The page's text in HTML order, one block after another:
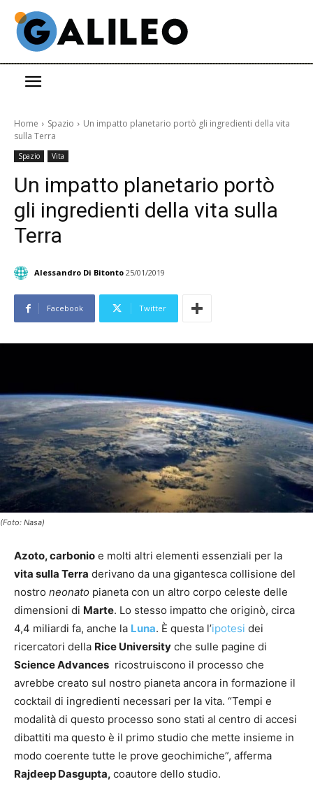
Home Spazio
Un impatto planetario portò gli ingredienti della vita
sulla Terra
Spazio Vita
Un impatto planetario portò
gli ingredienti della vita sulla
Terra
Alessandro Di Bitonto 25/01/2019
Facebook Twitter
(Foto: Nasa)
Azoto, carbonio e molti altri elementi essenziali per la
vita sulla Terra derivano da una gigantesca collisione del
nostro neonato pianeta con un altro corpo celeste delle
dimensioni di Marte. Lo stesso impatto che originò, circa
4,4 miliardi fa, anche la Luna. È questa l’ipotesi dei
ricercatori della Rice University che sulle pagine di
Science Advances ricostruiscono il processo che
avrebbe creato sul nostro pianeta ancora in formazione il
cocktail di ingredienti necessari per la vita. “Tempi e
modalità di questo processo sono stati al centro di accesi
dibattiti ma questo è il primo studio che mette insieme in
modo coerente tutte le prove geochimiche”, afferma
Rajdeep Dasgupta, coautore dello studio.